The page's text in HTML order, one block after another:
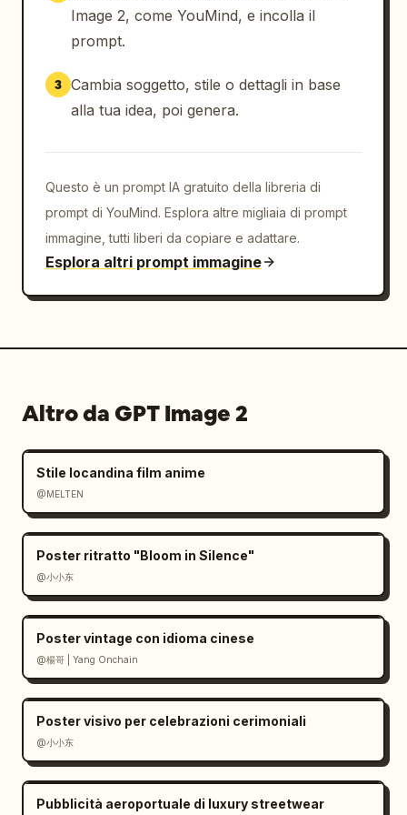
Image 2, come YouMind, e incolla il
prompt.
3 Cambia soggetto, stile o dettagli in base
alla tua idea, poi genera.
Questo è un prompt IA gratuito della libreria di
prompt di YouMind. Esplora altre migliaia di prompt
immagine, tutti liberi da copiare e adattare.
Esplora altri prompt immagine
Altro da GPT Image 2
Stile locandina film anime
@MELTEN
Poster ritratto "Bloom in Silence"
@小小东
Poster vintage con idioma cinese
@楊哥 | Yang Onchain
Poster visivo per celebrazioni cerimoniali
@小小东
Pubblicità aeroportuale di luxury streetwear